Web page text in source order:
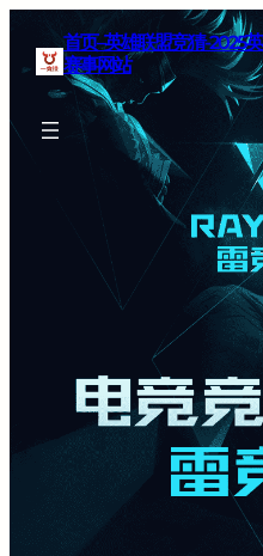
首页–英雄联盟竞猜-2025
赛事网站